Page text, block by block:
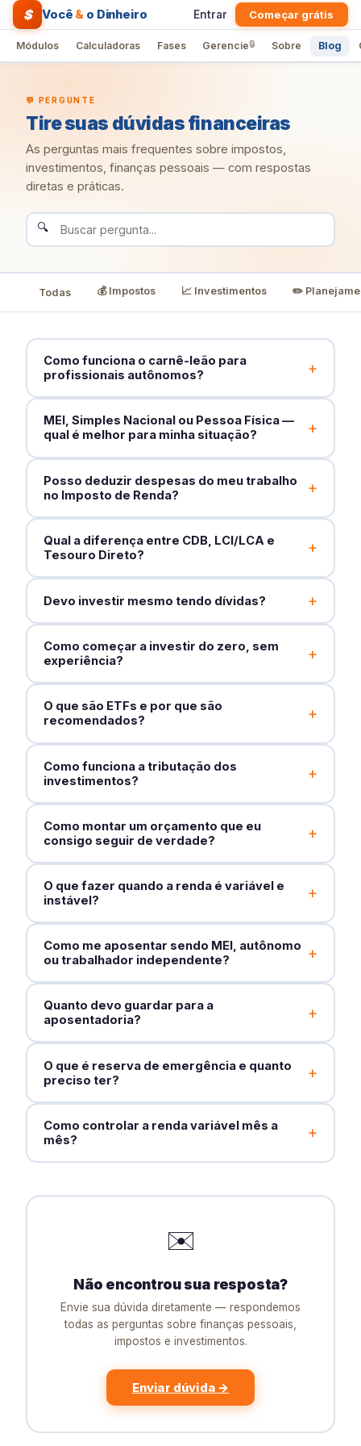
$ Você & o Dinheiro Entrar Começar grátis
Módulos Calculadoras Fases Gerencie🔒 Sobre Blog
💬 PERGUNTE
Tire suas dúvidas financeiras
As perguntas mais frequentes sobre impostos,
investimentos, finanças pessoais — com respostas
diretas e práticas.
🔍
Todas 💰 Impostos 📈 Investimentos ✏️
Como funciona o carnê-leão para
profissionais autônomos?
+
MEI, Simples Nacional ou Pessoa Física —
qual é melhor para minha situação?
+
Posso deduzir despesas do meu trabalho
no Imposto de Renda?
+
Qual a diferença entre CDB, LCI/LCA e
Tesouro Direto?
+
Devo investir mesmo tendo dívidas? +
Como começar a investir do zero, sem
experiência?
+
O que são ETFs e por que são
recomendados?
+
Como funciona a tributação dos
investimentos?
+
Como montar um orçamento que eu
consigo seguir de verdade?
+
O que fazer quando a renda é variável e
instável?
+
Como me aposentar sendo MEI, autônomo
ou trabalhador independente?
+
Quanto devo guardar para a
aposentadoria?
+
O que é reserva de emergência e quanto
preciso ter?
+
Como controlar a renda variável mês a
mês?
+
✉️
Não encontrou sua resposta?
Envie sua dúvida diretamente — respondemos
todas as perguntas sobre finanças pessoais,
impostos e investimentos.
Enviar dúvida →